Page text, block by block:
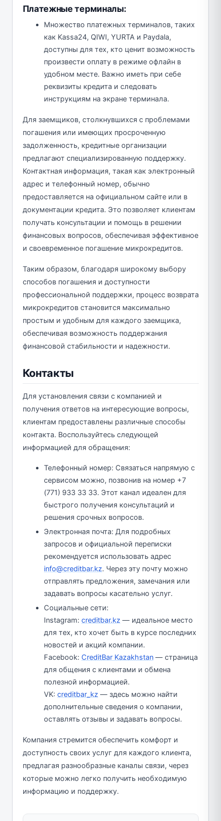
Платежные терминалы:
Множество платежных терминалов, таких
как Kassa24, QIWI, YURTA и Paydala,
доступны для тех, кто ценит возможность
произвести оплату в режиме офлайн в
удобном месте. Важно иметь при себе
реквизиты кредита и следовать
инструкциям на экране терминала.
Для заемщиков, столкнувшихся с проблемами
погашения или имеющих просроченную
задолженность, кредитные организации
предлагают специализированную поддержку.
Контактная информация, такая как электронный
адрес и телефонный номер, обычно
предоставляется на официальном сайте или в
документации кредита. Это позволяет клиентам
получать консультации и помощь в решении
финансовых вопросов, обеспечивая эффективное
и своевременное погашение микрокредитов.
Таким образом, благодаря широкому выбору
способов погашения и доступности
профессиональной поддержки, процесс возврата
микрокредитов становится максимально
простым и удобным для каждого заемщика,
обеспечивая возможность поддержания
финансовой стабильности и надежности.
Контакты
Для установления связи с компанией и
получения ответов на интересующие вопросы,
клиентам предоставлены различные способы
контакта. Воспользуйтесь следующей
информацией для обращения:
Телефонный номер: Связаться напрямую с
сервисом можно, позвонив на номер +7
(771) 933 33 33. Этот канал идеален для
быстрого получения консультаций и
решения срочных вопросов.
Электронная почта: Для подробных
запросов и официальной переписки
рекомендуется использовать адрес
info@creditbar.kz. Через эту почту можно
отправлять предложения, замечания или
задавать вопросы касательно услуг.
Социальные сети:
Instagram: creditbar.kz — идеальное место
для тех, кто хочет быть в курсе последних
новостей и акций компании.
Facebook: CreditBar Kazakhstan — страница
для общения с клиентами и обмена
полезной информацией.
VK: creditbar_kz — здесь можно найти
дополнительные сведения о компании,
оставлять отзывы и задавать вопросы.
Компания стремится обеспечить комфорт и
доступность своих услуг для каждого клиента,
предлагая разнообразные каналы связи, через
которые можно легко получить необходимую
информацию и поддержку.